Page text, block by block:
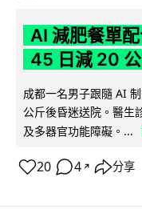
AI 減肥餐單
45 日減 20
成都一名男子跟隨 AI
公斤後昏迷送院。醫生
及多器官功能障礙。...
20 4 ↗ 分享